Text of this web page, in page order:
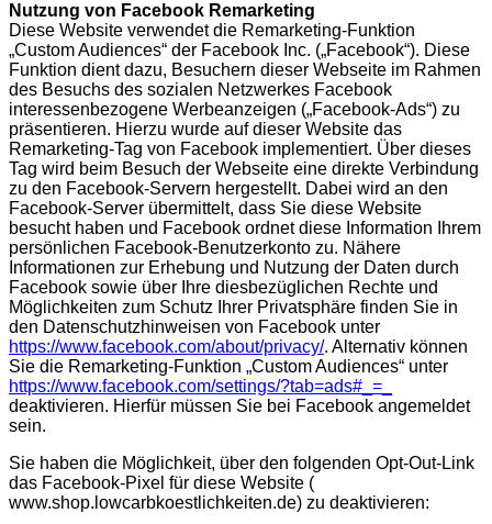
Nutzung von Facebook Remarketing
Diese Website verwendet die Remarketing-Funktion
„Custom Audiences“ der Facebook Inc. („Facebook“). Diese
Funktion dient dazu, Besuchern dieser Webseite im Rahmen
des Besuchs des sozialen Netzwerkes Facebook
interessenbezogene Werbeanzeigen („Facebook-Ads“) zu
präsentieren. Hierzu wurde auf dieser Website das
Remarketing-Tag von Facebook implementiert. Über dieses
Tag wird beim Besuch der Webseite eine direkte Verbindung
zu den Facebook-Servern hergestellt. Dabei wird an den
Facebook-Server übermittelt, dass Sie diese Website
besucht haben und Facebook ordnet diese Information Ihrem
persönlichen Facebook-Benutzerkonto zu. Nähere
Informationen zur Erhebung und Nutzung der Daten durch
Facebook sowie über Ihre diesbezüglichen Rechte und
Möglichkeiten zum Schutz Ihrer Privatsphäre finden Sie in
den Datenschutzhinweisen von Facebook unter
https://www.facebook.com/about/privacy/. Alternativ können
Sie die Remarketing-Funktion „Custom Audiences“ unter
https://www.facebook.com/settings/?tab=ads#_=_
deaktivieren. Hierfür müssen Sie bei Facebook angemeldet
sein.
Sie haben die Möglichkeit, über den folgenden Opt-Out-Link
das Facebook-Pixel für diese Website (
www.shop.lowcarbkoestlichkeiten.de) zu deaktivieren: